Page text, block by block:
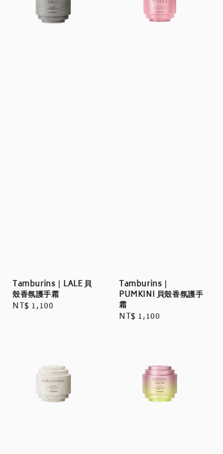
Tamburins｜LALE 貝
殼香氛護手霜
Regular
NT$ 1,100
Tamburins｜
PUMKINI 貝殼香氛護手
霜
Regular
NT$ 1,100